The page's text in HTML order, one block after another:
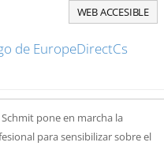
WEB ACCESIBLE
pone en marcha la
para sensibilizar sobre el